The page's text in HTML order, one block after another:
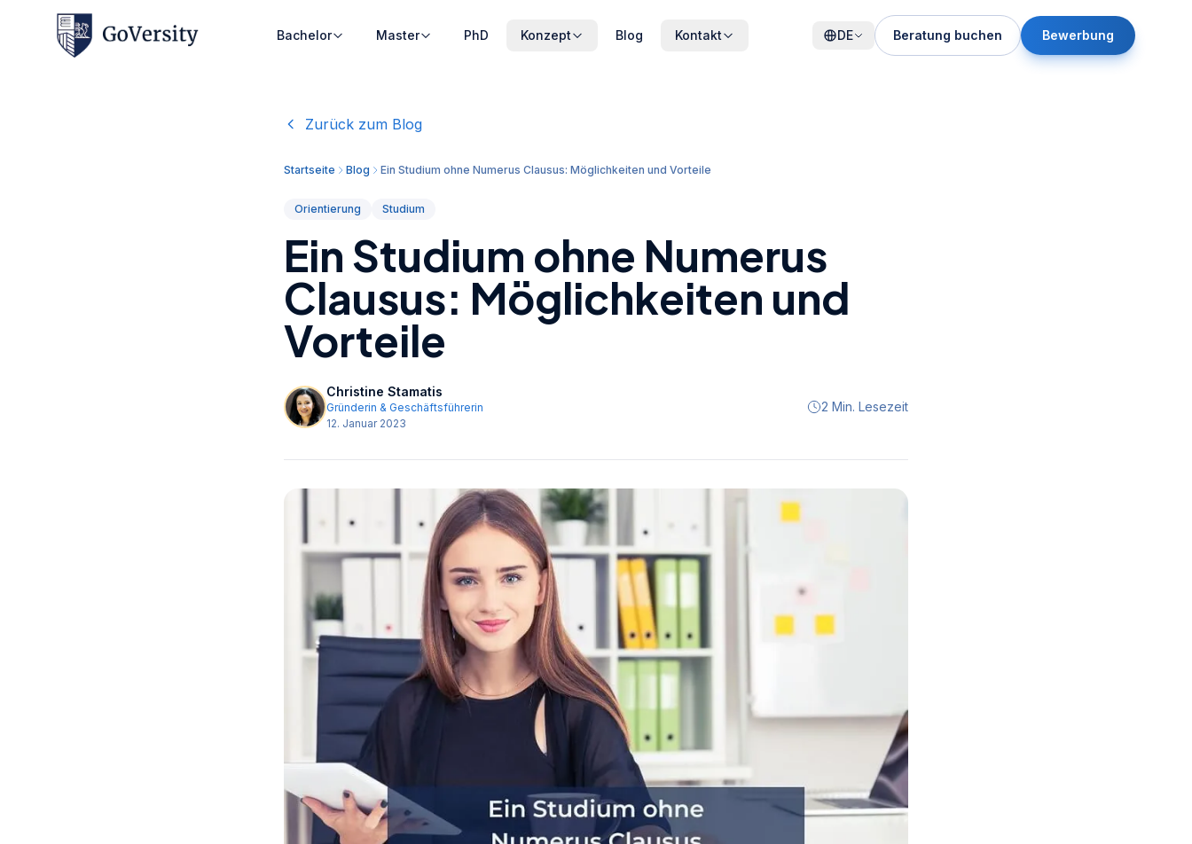
Bachelor Master PhD Konzept Blog Kontakt DE Beratung buchen Bewerbung
Zurück zum Blog
Startseite Blog Ein Studium ohne Numerus Clausus: Möglichkeiten und Vorteile
Orientierung Studium
Ein Studium ohne Numerus
Clausus: Möglichkeiten und
Vorteile
Christine Stamatis
Gründerin & Geschäftsführerin
12. Januar 2023
2 Min. Lesezeit